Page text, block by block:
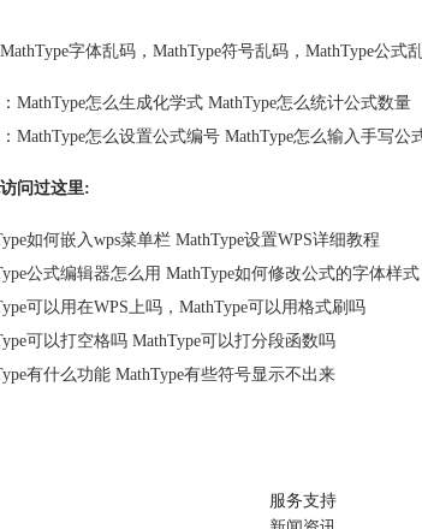
MathType字体乱码 ， MathType符号乱码 ， MathType公式
MathType怎么生成化学式 MathType怎么统计公式数量
MathType怎么设置公式编号 MathType怎么输入手写公
问过这里:
如何嵌入wps菜单栏 MathType设置WPS详细教程
公式编辑器怎么用 MathType如何修改公式的字体样式
可以用在WPS上吗，MathType可以用格式刷吗
可以打空格吗 MathType可以打分段函数吗
有什么功能 MathType有些符号显示不出来
服务支持